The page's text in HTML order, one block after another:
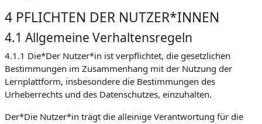
4 PFLICHTEN DER NUTZER*INNEN
4.1 Allgemeine Verhaltensregeln
4.1.1 Die*Der Nutzer*in ist verpflichtet, die gesetzlichen
Bestimmungen im Zusammenhang mit der Nutzung der
Lernplattform, insbesondere die Bestimmungen des
Urheberrechts und des Datenschutzes, einzuhalten.
Der*Die Nutzer*in trägt die alleinige Verantwortung für die